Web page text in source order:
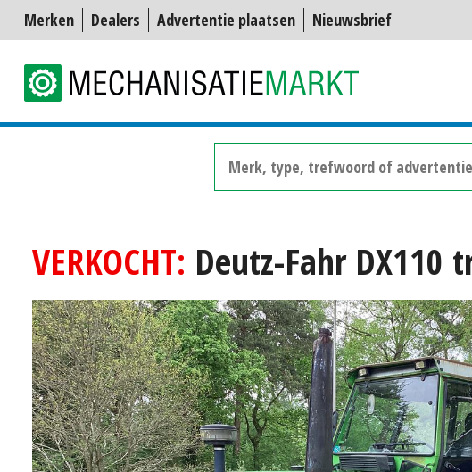
Merken Dealers Advertentie plaatsen Nieuwsbrief
VERKOCHT: Deutz-Fahr DX110